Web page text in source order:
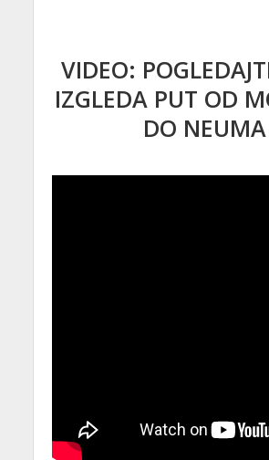
VIDEO:
IZGLEDA PUT OD
DO NEUMA